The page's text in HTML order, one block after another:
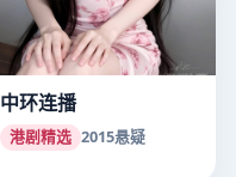
中环连播
港剧精选 2015悬疑